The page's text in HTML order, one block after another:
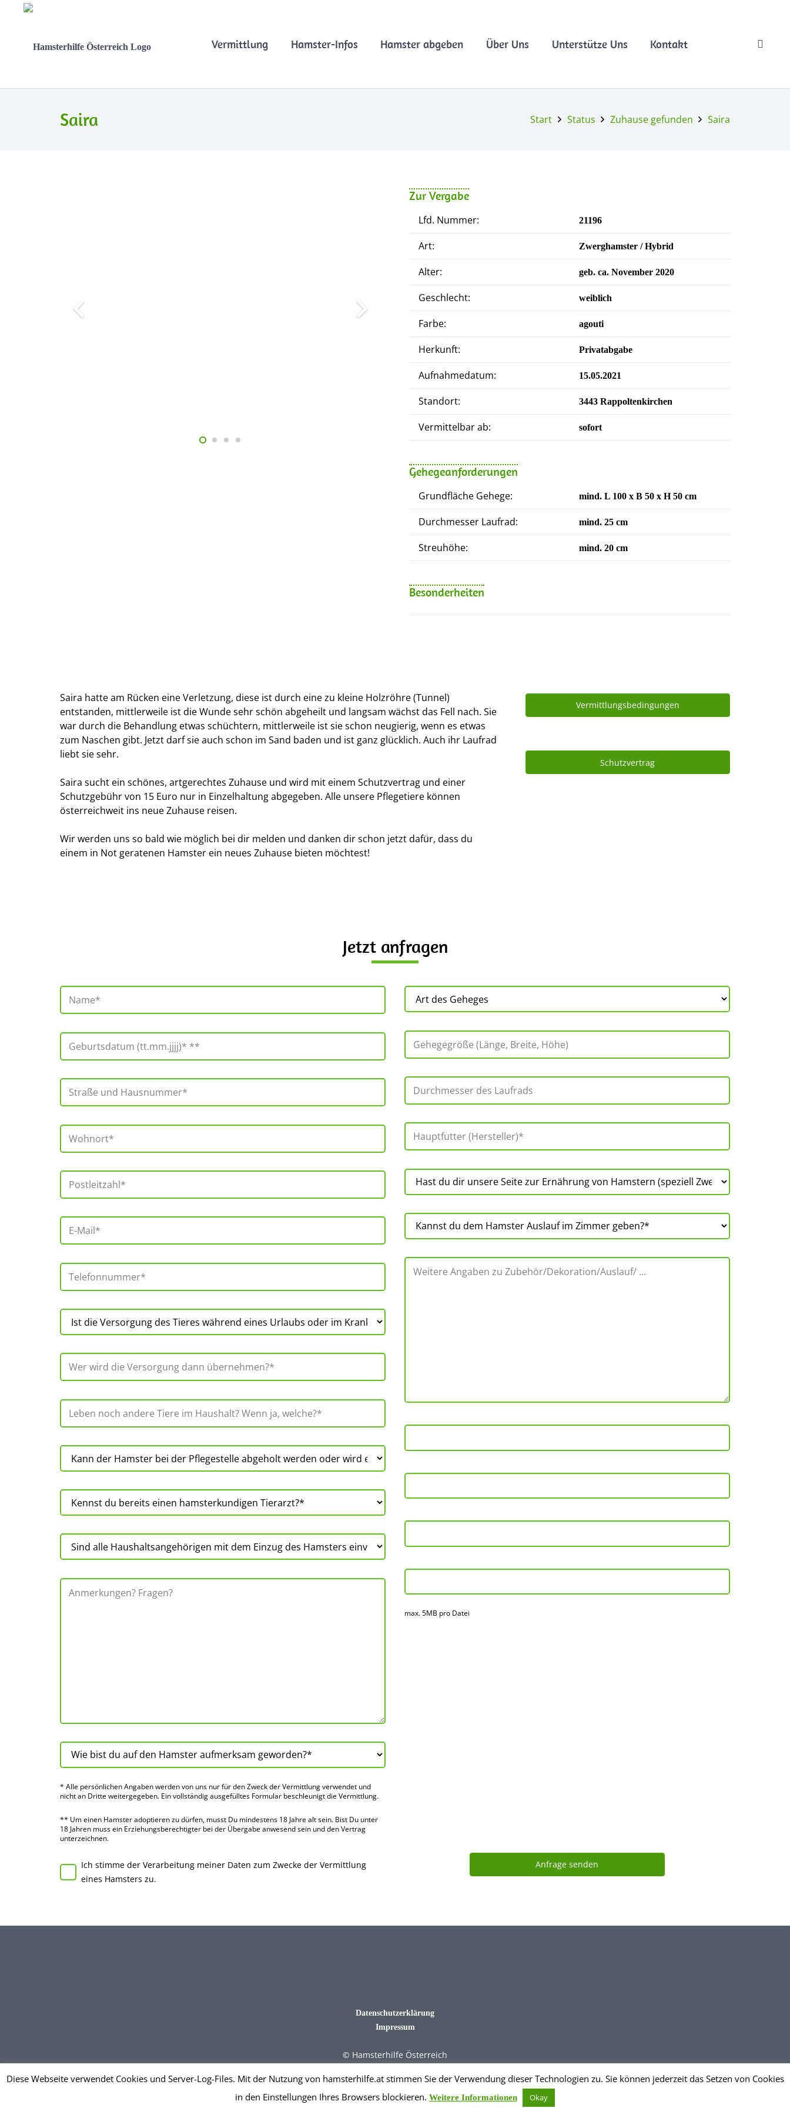
Vermittlung Hamster-Infos Hamster abgeben Über Uns Unterstütze Uns Kontakt
Saira Start Status Zuhause gefunden Saira
Zur Vergabe
Lfd. Nummer: 21196
Art: Zwerghamster / Hybrid
Alter: geb. ca. November 2020
Geschlecht: weiblich
Farbe: agouti
Herkunft: Privatabgabe
Aufnahmedatum: 15.05.2021
Standort: 3443 Rappoltenkirchen
Vermittelbar ab: sofort
Gehegeanforderungen
Grundfläche Gehege: mind. L 100 x B 50 x H 50 cm
Durchmesser Laufrad: mind. 25 cm
Streuhöhe: mind. 20 cm
Besonderheiten
Saira hatte am Rücken eine Verletzung, diese ist durch eine zu kleine Holzröhre (Tunnel)
entstanden, mittlerweile ist die Wunde sehr schön abgeheilt und langsam wächst das Fell nach. Sie
war durch die Behandlung etwas schüchtern, mittlerweile ist sie schon neugierig, wenn es etwas
zum Naschen gibt. Jetzt darf sie auch schon im Sand baden und ist ganz glücklich. Auch ihr Laufrad
liebt sie sehr.
Saira sucht ein schönes, artgerechtes Zuhause und wird mit einem Schutzvertrag und einer
Schutzgebühr von 15 Euro nur in Einzelhaltung abgegeben. Alle unsere Pflegetiere können
österreichweit ins neue Zuhause reisen.
Wir werden uns so bald wie möglich bei dir melden und danken dir schon jetzt dafür, dass du
einem in Not geratenen Hamster ein neues Zuhause bieten möchtest!
Vermittlungsbedingungen
Schutzvertrag
Jetzt anfragen
* Alle persön­lichen Angaben werden von uns nur für den Zweck der Vermitt­lung verwendet und
nicht an Dritte weiter­gegeben. Ein voll­ständig ausge­fülltes Formular beschleu­nigt die Vermitt­lung.
** Um einen Hamster adoptieren zu dürfen, musst Du mindes­tens 18 Jahre alt sein. Bist Du unter
18 Jahren muss ein Erziehungs­berechtigter bei der Über­gabe anwes­end sein und den Vertrag
unter­zeichnen.
max. 5MB pro Datei
Ich stimme der Verarbeitung meiner Daten zum Zwecke der Vermittlung
eines Hamsters zu.
Datenschutzerklärung
Impressum
© Hamsterhilfe Österreich
Diese Webseite verwendet Cookies und Server-Log-Files. Mit der Nutzung von hamsterhilfe.at stimmen Sie der Verwendung dieser Technologien zu. Sie können jederzeit das Setzen von Cookies
in den Einstellungen Ihres Browsers blockieren. Weitere Informationen Okay